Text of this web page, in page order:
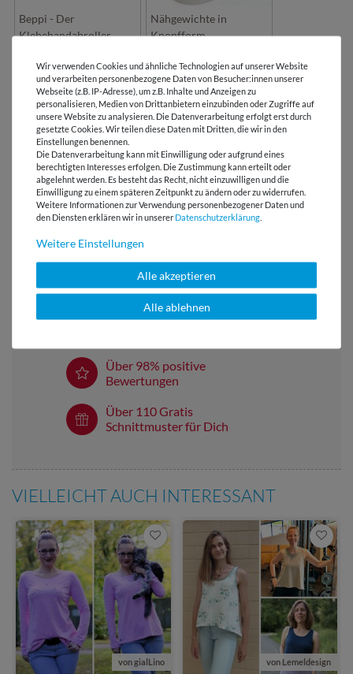
Beppi - Der
Klebebandabroller
Nähgewichte in
Knopfform
LIZENZHINWEISE
BEWERTUNGEN
HERSTELLERINFORMATIONEN
Versandkostenfrei ab 60 € -
Lieferung mit DHL
E-Mail Kundenservice
Über 98% positive
Bewertungen
Über 110 Gratis
Schnittmuster für Dich
VIELLEICHT AUCH INTERESSANT
von gialLino von Lemeldesign
Wir verwenden Cookies und ähnliche Technologien auf unserer Website
und verarbeiten personenbezogene Daten von Besucher:innen unserer
Webseite (z.B. IP-Adresse), um z.B. Inhalte und Anzeigen zu
personalisieren, Medien von Drittanbietern einzubinden oder Zugriffe auf
unsere Website zu analysieren. Die Datenverarbeitung erfolgt erst durch
gesetzte Cookies. Wir teilen diese Daten mit Dritten, die wir in den
Einstellungen benennen.
Die Datenverarbeitung kann mit Einwilligung oder aufgrund eines
berechtigten Interesses erfolgen. Die Zustimmung kann erteilt oder
abgelehnt werden. Es besteht das Recht, nicht einzuwilligen und die
Einwilligung zu einem späteren Zeitpunkt zu ändern oder zu widerrufen.
Weitere Informationen zur Verwendung personenbezogener Daten und
den Diensten erklären wir in unserer Daten­schutz­erklärung
Weitere Einstellungen
Alle akzeptieren
Alle ablehnen